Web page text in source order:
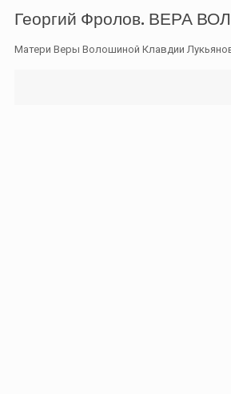
Георгий Фролов. ВЕРА
Матери Веры Волошиной Клавдии